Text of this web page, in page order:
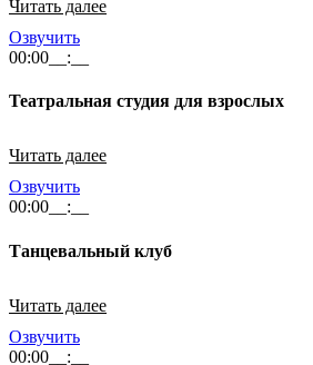
Читать далее
Озвучить
00:00 __:__
Театральная студия для взрослых
Читать далее
Озвучить
00:00 __:__
Танцевальный клуб
Читать далее
Озвучить
00:00 __:__